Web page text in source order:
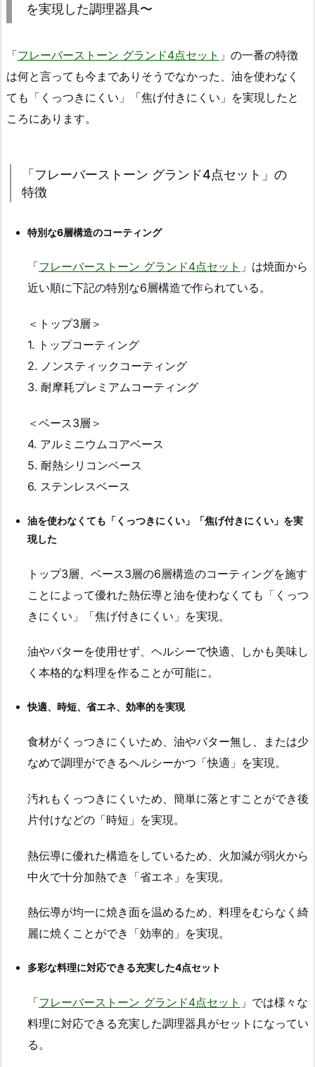
を実現した調理器具〜
「フレーバーストーン グランド4点セット 」の一番の特徴
は何と言っても今までありそうでなかった、油を使わなく
ても「くっつきにくい」「焦げ付きにくい」を実現したと
ころにあります。
「フレーバーストーン グランド4点セット」の
特徴
特別な6層構造のコーティング
「フレーバーストーン グランド4点セット 」は焼面から
近い順に下記の特別な6層構造で作られている。
＜トップ3層＞
1. トップコーティング
2. ノンスティックコーティング
3. 耐摩耗プレミアムコーティング
＜ベース3層＞
4. アルミニウムコアベース
5. 耐熱シリコンベース
6. ステンレスベース
油を使わなくても「くっつきにくい」「焦げ付きにくい」を実
現した
トップ3層、ベース3層の6層構造のコーティングを施す
ことによって優れた熱伝導と油を使わなくても「くっつ
きにくい」「焦げ付きにくい」を実現。
油やバターを使用せず、ヘルシーで快適、しかも美味し
く本格的な料理を作ることが可能に。
快適、時短、省エネ、効率的を実現
食材がくっつきにくいため、油やバター無し、または少
なめで調理ができるヘルシーかつ「快適」を実現。
汚れもくっつきにくいため、簡単に落とすことができ後
片付けなどの「時短」を実現。
熱伝導に優れた構造をしているため、火加減が弱火から
中火で十分加熱でき「省エネ」を実現。
熱伝導が均一に焼き面を温めるため、料理をむらなく綺
麗に焼くことができ「効率的」を実現。
多彩な料理に対応できる充実した4点セット
「フレーバーストーン グランド4点セット 」では様々な
料理に対応できる充実した調理器具がセットになってい
る。